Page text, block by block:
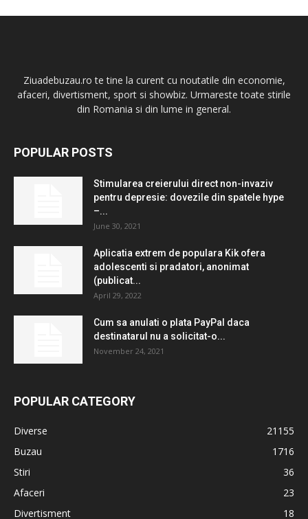
Ziuadebuzau.ro te tine la curent cu noutatile din economie,
afaceri, divertisment, sport si showbiz. Urmareste toate stirile
din Romania si din lume in general.
POPULAR POSTS
Stimularea creierului direct non-invaziv
pentru depresie: dovezile din spatele hype
–...
June 30, 2021
Aplicatia extrem de populara Kik ofera
adolescenti si pradatori, anonimat
(publicat...
April 29, 2022
Cum sa anulati o plata PayPal daca
destinatarul nu a solicitat-o...
November 24, 2021
POPULAR CATEGORY
Diverse
21155
Buzau
1716
Stiri
36
Afaceri
23
Divertisment
18